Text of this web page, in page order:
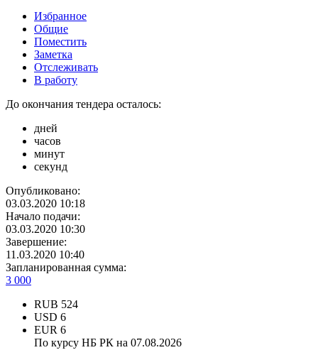
Избранное
Общие
Поместить
Заметка
Отслеживать
В работу
До окончания тендера осталось:
дней
часов
минут
секунд
Опубликовано:
03.03.2020 10:18
Начало подачи:
03.03.2020 10:30
Завершение:
11.03.2020 10:40
Запланированная сумма:
3 000
RUB 524
USD 6
EUR 6
По курсу НБ РК на 07.08.2026